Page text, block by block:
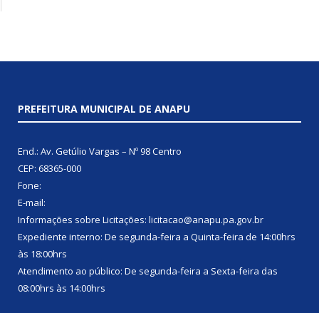
PREFEITURA MUNICIPAL DE ANAPU
End.: Av. Getúlio Vargas – Nº 98 Centro
CEP: 68365-000
Fone:
E-mail:
Informações sobre Licitações: licitacao@anapu.pa.gov.br
Expediente interno: De segunda-feira a Quinta-feira de 14:00hrs
às 18:00hrs
Atendimento ao público: De segunda-feira a Sexta-feira das
08:00hrs às 14:00hrs